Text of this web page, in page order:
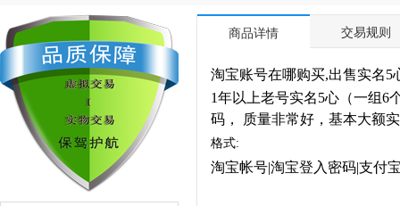
商品详情 交易规则
淘宝账号在哪购买,出售实名5
1年以上老号实名5心（一组6
码， 质量非常好，基本大额
格式:
淘宝帐号|淘宝登入密码|支付